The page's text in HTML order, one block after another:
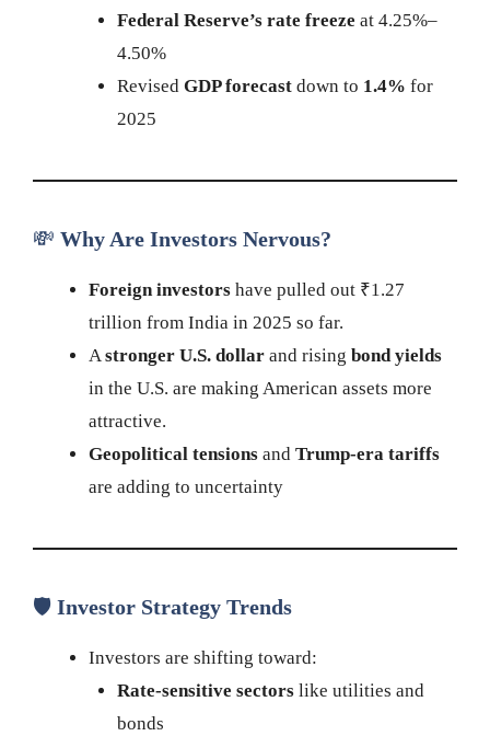
Federal Reserve’s rate freeze at 4.25%–
4.50%
Revised GDP forecastdown to 1.4% for
2025
💸 Why Are Investors Nervous?
Foreign investors have pulled out ₹1.27
trillion from India in 2025 so far.
Astronger U.S. dollar and rising bond yields
in the U.S. are making American assets more
attractive.
Geopolitical tensions and Trump-era tariffs
are adding to uncertainty
🛡️ Investor Strategy Trends
Investors are shifting toward:
Rate-sensitive sectorslike utilities and
bonds